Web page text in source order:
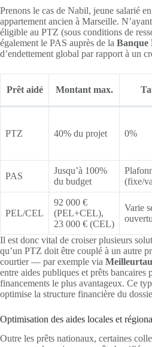
Prenons le cas de Nabil, jeune salarié
appartement ancien à Marseille.
éligible au PTZ (sous conditions de
également le PAS auprès de la Banque
d’endettement global par rapport à un
Prêt aidé Montant max.
PTZ 40% du projet 0%
PAS
Jusqu’à 100%
du budget
(fixe/
PEL/CEL
92 000 €
(PEL+CEL),
23 000 € (CEL)
Varie
Il est donc vital de croiser plusieurs
qu’un PTZ doit être couplé à un autre
courtier — par exemple via
entre aides publiques et prêts bancaires
financements le plus avantageux. Ce
optimise la structure financière du
Optimisation des aides locales et
Outre les prêts nationaux, certaines